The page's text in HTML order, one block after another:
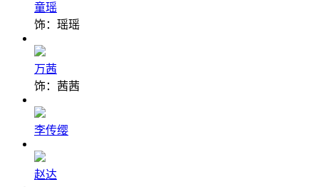
童瑶
饰：瑶瑶
万茜
饰：茜茜
李传缨
赵达